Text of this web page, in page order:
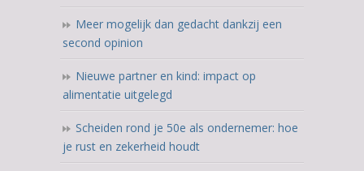
Meer mogelijk dan gedacht dankzij een
second opinion
Nieuwe partner en kind: impact op
alimentatie uitgelegd
Scheiden rond je 50e als ondernemer: hoe
je rust en zekerheid houdt